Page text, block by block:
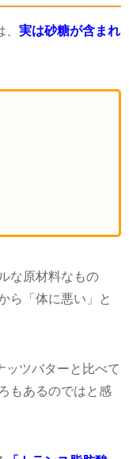
、 実は砂糖が含まれ
な原材料なもの
ら「体に悪い」と
ッツバターと比べて
もあるのではと感